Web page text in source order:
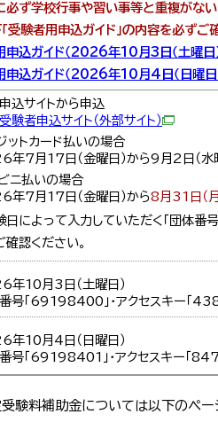
必ず学校行事や習い事等と重複がな
「受験者用申込ガイド」の内容を必ず
申込ガイド（2026年10月3日（土曜日）
申込ガイド（2026年10月4日（日曜日
申込サイトから申込
験者申込サイト（外部サイト）
ットカード払いの場合
7月17日（金曜日）から9月2日（水
ニ払いの場合
年7月17日（金曜日）から8月31日（
日によって入力していただく「団体番
認ください。
年10月3日（土曜日）
号「69198400」・アクセスキー「
年10月4日（日曜日）
号「69198401」・アクセスキー「
験料補助金については以下のペー